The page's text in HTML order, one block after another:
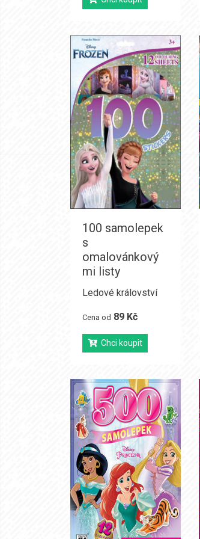
100 samolepek
s
omalovánkový
mi listy
Ledové království
Cena od 89 Kč
Chci koupit